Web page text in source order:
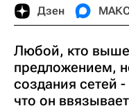
Дзен
Любой, кто
предложением,
создания сетей
что он